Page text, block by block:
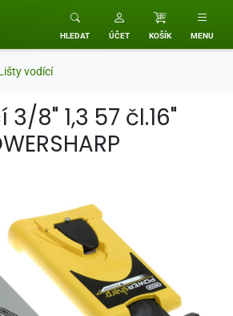
technika
HLEDAT ÚČET KOŠÍK MENU
vodící
8" 1,3 57 čl.16"